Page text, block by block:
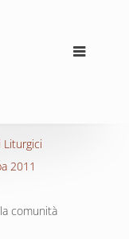
Liturgici
2011
comunità